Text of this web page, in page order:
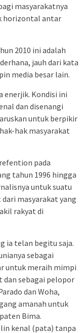
masyarakatnya
horizontal antar
2010 ini adalah
jauh dari kata
media besar lain.
enerjik. Kondisi ini
dan disenangi
untuk berpikir
hak masyarakat
pada
tahun 1996 hingga
untuk suatu
masyarakat yang
rakyat di
ia telan begitu saja.
sebagai
untuk meraih mimpi
dan sebagai pelopor
dan Woha,
amanah untuk
Bima.
kenal (pata) tanpa